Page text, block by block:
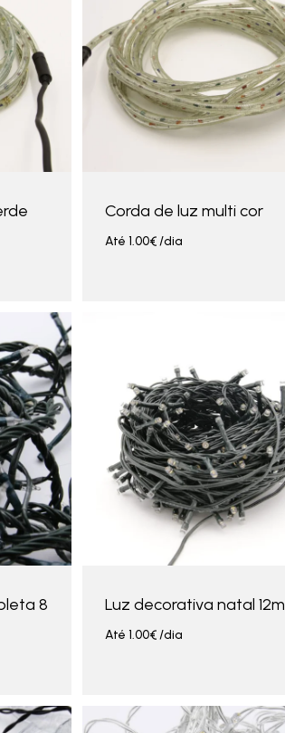
Corda de luz multi cor
Até 1.00€/dia
8
Luz decorativa natal 12m
Até 1.00€/dia